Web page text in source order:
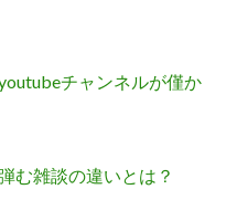
チャンネルが僅か
えたって(＠０＠;)
む雑談の違いとは？